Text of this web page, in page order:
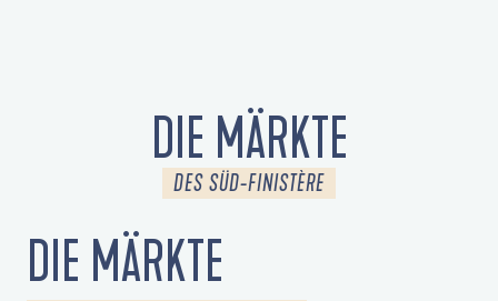
DIE MÄRKTE
DES SÜD-FINISTÈRE
DIE MÄRKTE